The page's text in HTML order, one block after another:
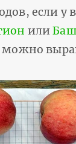
если у
или
можно